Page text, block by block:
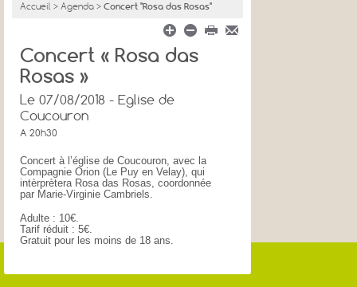
Accueil > Agenda > Concert "Rosa das Rosas"
Concert « Rosa das
Rosas »
Le 07/08/2018 - Eglise de
Coucouron
A 20h30
Concert à l’église de Coucouron, avec la
Compagnie Orion (Le Puy en Velay), qui
intèrprètera Rosa das Rosas, coordonnée
par Marie-Virginie Cambriels.
Adulte : 10€.
Tarif réduit : 5€.
Gratuit pour les moins de 18 ans.